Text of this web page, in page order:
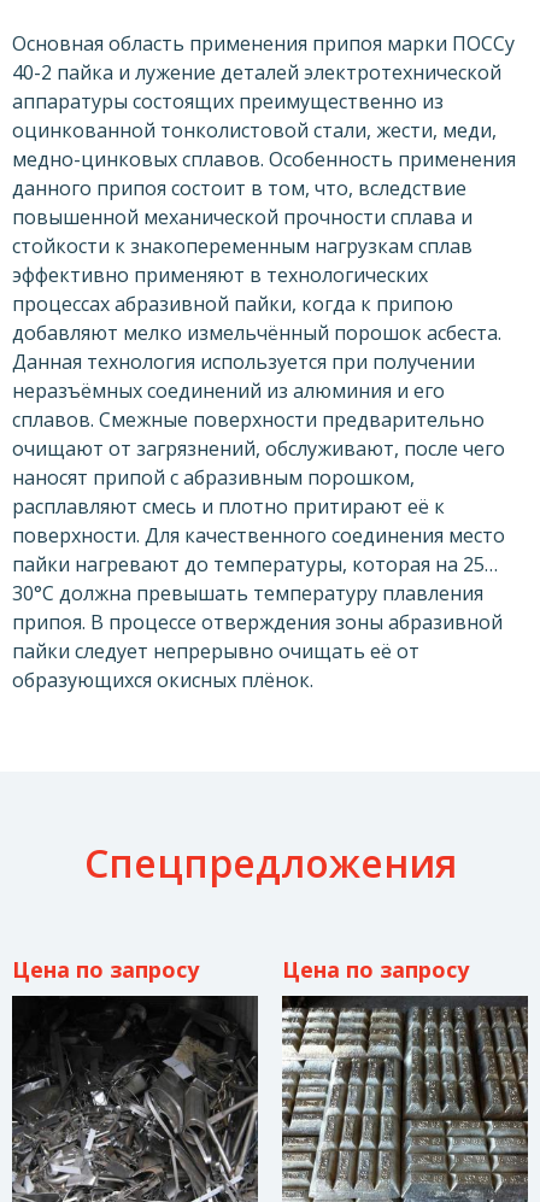
Основная область применения припоя марки ПОССу
40-2 пайка и лужение деталей электротехнической
аппаратуры состоящих преимущественно из
оцинкованной тонколистовой стали, жести, меди,
медно-цинковых сплавов. Особенность применения
данного припоя состоит в том, что, вследствие
повышенной механической прочности сплава и
стойкости к знакопеременным нагрузкам сплав
эффективно применяют в технологических
процессах абразивной пайки, когда к припою
добавляют мелко измельчённый порошок асбеста.
Данная технология используется при получении
неразъёмных соединений из алюминия и его
сплавов. Смежные поверхности предварительно
очищают от загрязнений, обслуживают, после чего
наносят припой с абразивным порошком,
расплавляют смесь и плотно притирают её к
поверхности. Для качественного соединения место
пайки нагревают до температуры, которая на 25…
30°С должна превышать температуру плавления
припоя. В процессе отверждения зоны абразивной
пайки следует непрерывно очищать её от
образующихся окисных плёнок.
Спецпредложения
Цена по запросу Цена по запросу